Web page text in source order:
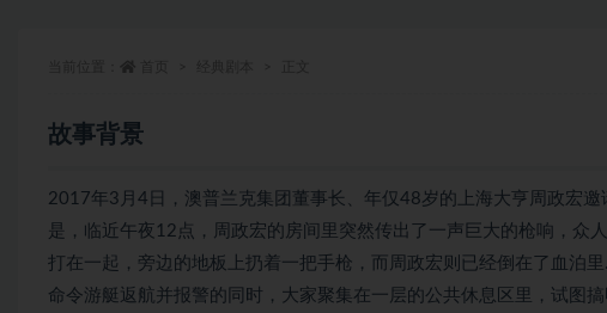
故事背景
2017年3月4日，澳普兰克集团董事长、年仅48岁的上海大亨周政宏
是，临近午夜12点，周政宏的房间里突然传出了一声巨大的枪响，众
打在一起，旁边的地板上扔着一把手枪，而周政宏则已经倒在了血泊
命令游艇返航并报警的同时，大家聚集在一层的公共休息区里，试图